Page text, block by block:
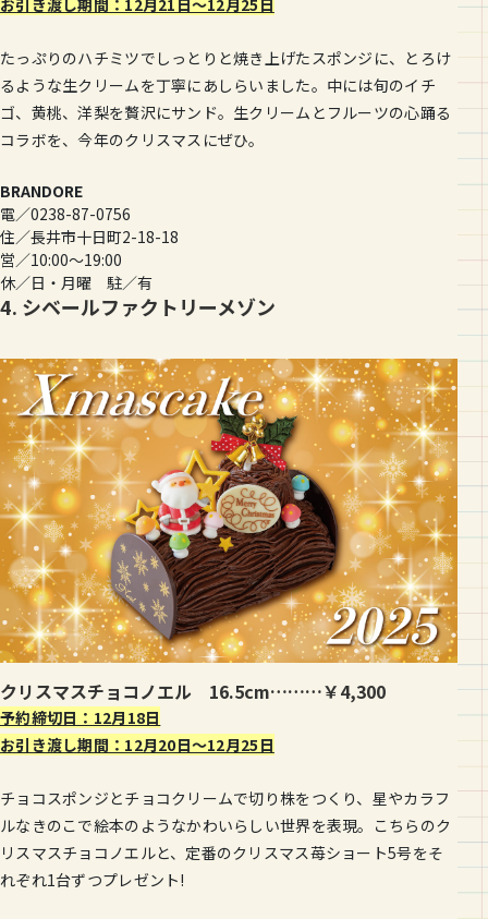
たっぷりのハチミツでしっとりと焼き上げたスポンジに、とろけ
るような生クリームを丁寧にあしらいました。中には旬のイチ
ゴ、黄桃、洋梨を贅沢にサンド。生クリームとフルーツの心踊る
コラボを、今年のクリスマスにぜひ。
BRANDORE
電／0238-87-0756
住／長井市十日町2-18-18
営／10:00〜19:00
休／日・月曜 駐／有
4. シベールファクトリーメゾン
クリスマスチョコノエル 16.5cm………￥4,300
予約締切日：12月18日
お引き渡し期間：12月20日〜12月25日
チョコスポンジとチョコクリームで切り株をつくり、星やカラフ
ルなきのこで絵本のようなかわいらしい世界を表現。こちらのク
リスマスチョコノエルと、定番のクリスマス苺ショート5号をそ
れぞれ1台ずつプレゼント!